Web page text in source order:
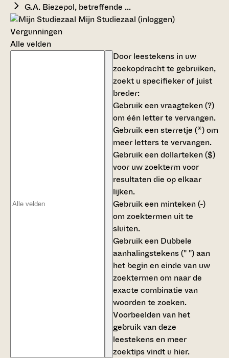
G.A. Biezepol, betreffende ...
Mijn Studiezaal (inloggen)
Vergunningen
Alle velden
Door leestekens in uw
zoekopdracht te gebruiken,
zoekt u specifieker of juist
breder:
Gebruik eenvraagteken (?)
om één letter te vervangen.
Gebruik eensterretje (*)om
meer letters te vervangen.
Gebruik eendollarteken ($)
voor uw zoekterm voor
resultaten die op elkaar
lijken.
Gebruik een minteken (-)
om zoektermen uit te
sluiten.
Gebruik een Dubbele
aanhalingstekens (" ")aan
het begin en einde van uw
zoektermen om naar de
exacte combinatie van
woorden te zoeken.
Voorbeelden van het
gebruik van deze
leestekens en meer
zoektips vindt u hier.